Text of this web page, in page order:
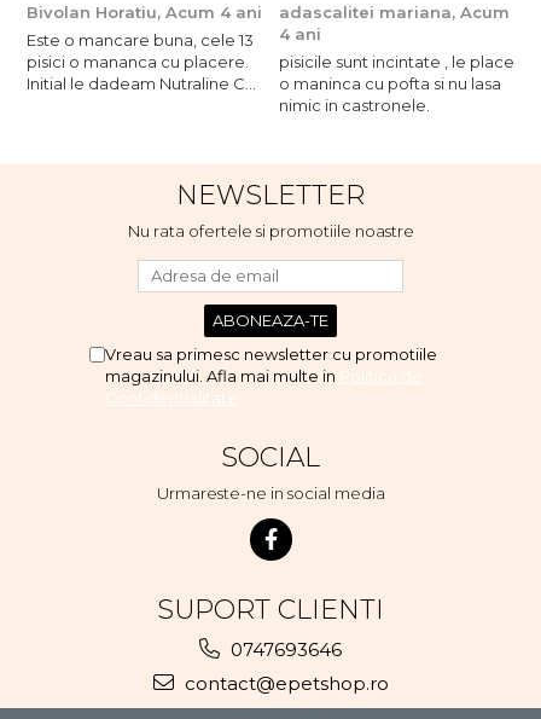
Bivolan Horatiu, Acum 4 ani
Este o mancare buna, cele 13
pisici o mananca cu placere.
Initial le dadeam Nutraline Cat
evita, nu o mananca cu
placere. Eu sunt multumit si
adascalitei mariana, Acum
4 ani
pisicile sunt incintate , le place
o maninca cu pofta si nu lasa
nimic in castronele.
NEWSLETTER
Nu rata ofertele si promotiile noastre
Vreau sa primesc newsletter cu promotiile
magazinului. Afla mai multe in Politica de
Confidentialitate
SOCIAL
Urmareste-ne in social media
SUPORT CLIENTI
0747693646
contact@epetshop.ro